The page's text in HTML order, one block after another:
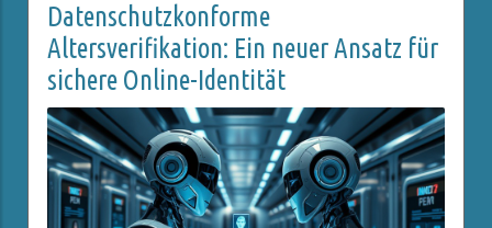
Datenschutzkonforme
Altersverifikation: Ein neuer Ansatz für
sichere Online-Identität